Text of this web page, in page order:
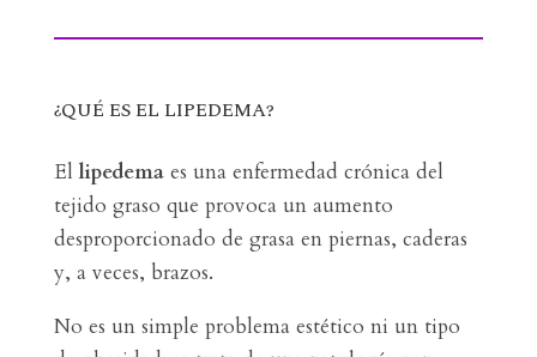
¿QUÉ ES EL LIPEDEMA?
Ellipedemaes una enfermedad crónica del
tejido graso que provoca un aumento
desproporcionado de grasa en piernas, caderas
y, a veces, brazos.
No es un simple problema estético ni un tipo